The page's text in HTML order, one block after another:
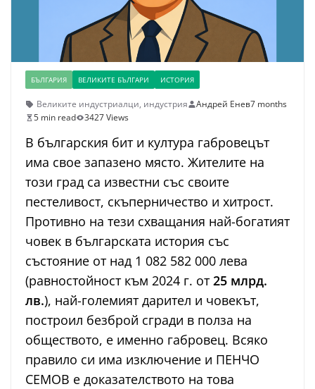
БЪЛГАРИЯ ВЕЛИКИТЕ БЪЛГАРИ ИСТОРИЯ
Великите индустриалци, индустрия Андрей Енев7 months
5 min read
3427 Views
В българския бит и култура габровецът
има свое запазено място. Жителите на
този град са известни със своите
пестеливост, скъперничество и хитрост.
Противно на тези схващания най-богатият
човек в българската история със
състояние от над 1 082 582 000 лева
(равностойност към 2024 г. от25 млрд.
лв.), най-големият дарител и човекът,
построил безброй сгради в полза на
обществото, е именно габровец. Всяко
правило си има изключение и ПЕНЧО
СЕМОВ е доказателството на това